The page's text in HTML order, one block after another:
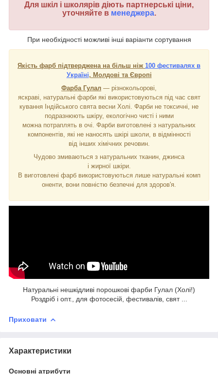
Для шкіл і школярів діють партнерські ціни,
уточняйте в менеджера.
При необхідності можливі інші варіанти сортування
Якість фарб підтверджена на більш ніж 100 фестивалях в
Україні, Молдові та Європі
Фарба Гулал ― різнокольорові,
яскраві, натуральні фарби які використовуються під час свят
кування Індійського свята весни Холі. Фарби не токсичні, не
подразнюють шкіру, екологічно чисті і ними
можна потраплять в очі. Фарби виготовлені з натуральних
компонентів, які не наносять шкірі школи, в відмінності
від інших хімічних речовин.
Чудово змиваються з натуральних тканин, джинса
і жирної шкіри.
В виготовлені фарб використовуються лише натуральні комп
оненти, вони повністю безпечні для здоров'я.
Натуральні нешкідливі порошкові фарби Гулал (Холі!)
Роздріб і опт., для фотосесій, фестивалів, свят ...
Приховати
Характеристики
Основні атрибути